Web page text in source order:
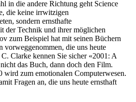
in die andere Richtung geht Science
die keine irrwitzigen
sondern ernsthafte
der Technik und ihrer möglichen
zum Beispiel hat mit seinen Büchern
vorweggenommen, die uns heute
Clarke kennen Sie sicher «2001: A
das Buch, dann doch den Film.
zum emotionalen Computerwesen.
Fragen an, die uns heute ernsthaft